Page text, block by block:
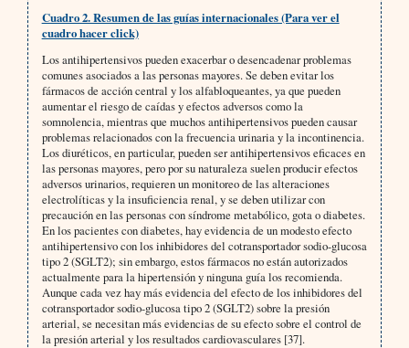
Cuadro 2. Resumen de las guías internacionales (Para ver el
cuadro hacer click)
Los antihipertensivos pueden exacerbar o desencadenar problemas
comunes asociados a las personas mayores. Se deben evitar los
fármacos de acción central y los alfabloqueantes, ya que pueden
aumentar el riesgo de caídas y efectos adversos como la
somnolencia, mientras que muchos antihipertensivos pueden causar
problemas relacionados con la frecuencia urinaria y la incontinencia.
Los diuréticos, en particular, pueden ser antihipertensivos eficaces en
las personas mayores, pero por su naturaleza suelen producir efectos
adversos urinarios, requieren un monitoreo de las alteraciones
electrolíticas y la insuficiencia renal, y se deben utilizar con
precaución en las personas con síndrome metabólico, gota o diabetes.
En los pacientes con diabetes, hay evidencia de un modesto efecto
antihipertensivo con los inhibidores del cotransportador sodio-glucosa
tipo 2 (SGLT2); sin embargo, estos fármacos no están autorizados
actualmente para la hipertensión y ninguna guía los recomienda.
Aunque cada vez hay más evidencia del efecto de los inhibidores del
cotransportador sodio-glucosa tipo 2 (SGLT2) sobre la presión
arterial, se necesitan más evidencias de su efecto sobre el control de
la presión arterial y los resultados cardiovasculares [37].